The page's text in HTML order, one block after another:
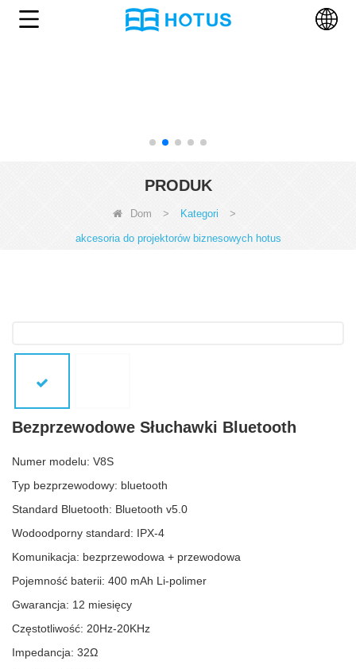
PRODUK
Dom > Kategori >
akcesoria do projektorów biznesowych hotus
Bezprzewodowe Słuchawki Bluetooth
Numer modelu: V8S
Typ bezprzewodowy: bluetooth
Standard Bluetooth: Bluetooth v5.0
Wodoodporny standard: IPX-4
Komunikacja: bezprzewodowa + przewodowa
Pojemność baterii: 400 mAh Li-polimer
Gwarancja: 12 miesięcy
Częstotliwość: 20Hz-20KHz
Impedancja: 32Ω